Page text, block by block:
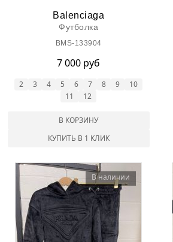
Balenciaga
Футболка
BMS-133904
7 000 руб
2 3 4 5 6 7 8 9
10
11
12
В КОРЗИНУ
КУПИТЬ В 1 КЛИК
В наличии